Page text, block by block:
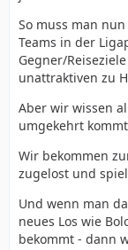
So muss man
Teams in der
Gegner/
unattraktiven zu
Aber wir wissen
umgekehrt
Wir bekommen
zugelost und
Und wenn man
neues Los wie
bekommt - dann